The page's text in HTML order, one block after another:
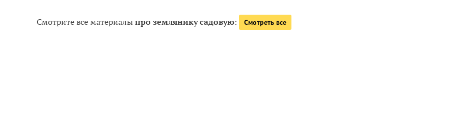
Смотрите все материалыпро землянику садовую: Смотреть все